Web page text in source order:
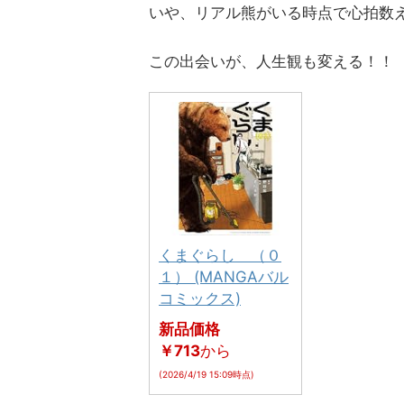
いや、リアル熊がいる時点で心拍数
この出会いが、人生観も変える！！
くまぐらし （０
１） (MANGAバル
コミックス)
新品価格
￥713から
(2026/4/19 15:09時点)